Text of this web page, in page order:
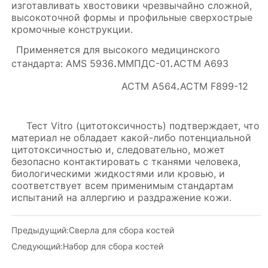
Предыдущий:Сверла для сбора костей
Следующий:Набор для сбора костей